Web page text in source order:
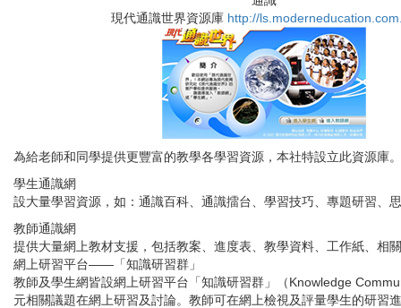
現代通識世界資源庫 http://
為給老師和同學提供更豐富的教學各學習資源，本社特設立此資源庫。
學生通識網
設大量學習資源，如：通識百科、通識擂台、學習技巧、專題研習
教師通識網
提供大量網上教材支援，包括教案、進度表、教學資料、工作紙、
網上研習平台——「知識研習群」
教師及學生網皆設網上研習平台「知識研習群」（Knowledge
元相關議題在網上研習及討論。教師可在網上檢視及評量學生的研習